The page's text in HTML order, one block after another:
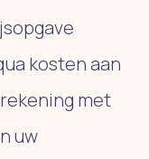
kosten aan
met
uw